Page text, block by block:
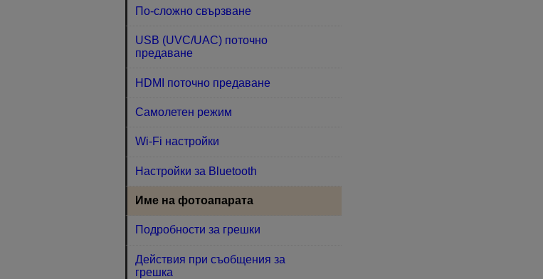
По-сложно свързване
USB (UVC/UAC) поточно
предаване
HDMI поточно предаване
Самолетен режим
Wi-Fi настройки
Настройки за Bluetooth
Име на фотоапарата
Подробности за грешки
Действия при съобщения за
грешка